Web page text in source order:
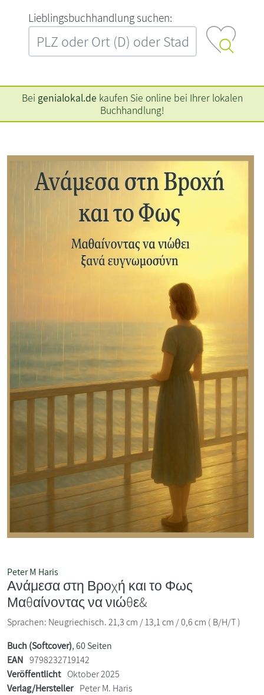
L‍i‍e‍b‍l‍i‍n‍g‍s‍b‍u‍c‍h‍h‍a‍n‍d‍l‍u‍n‍g‍ ‍s‍u‍c‍h‍e‍n‍:‍
Bei genialokal.de kaufen Sie online bei Ihrer lokalen
Buchhandlung!
Peter M Haris
Ανάμεσα στη Βροχή και το Φως
Μαθαίνοντας να νιώθε&
Sprachen: Neugriechisch. 21,3 cm / 13,1 cm / 0,6 cm ( B/H/T )
Buch (Softcover), 60 Seiten
EAN 9798232719142
Veröffentlicht Oktober 2025
Verlag/Hersteller Peter M. Haris